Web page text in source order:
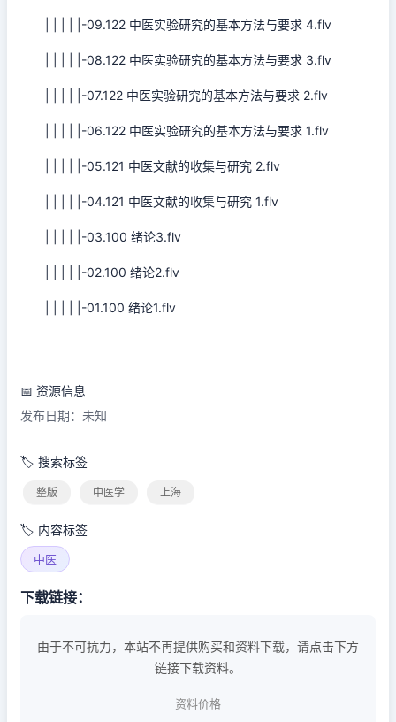
| | | | |-09.122 中医实验研究的基本方法与要求 4.flv
| | | | |-08.122 中医实验研究的基本方法与要求 3.flv
| | | | |-07.122 中医实验研究的基本方法与要求 2.flv
| | | | |-06.122 中医实验研究的基本方法与要求 1.flv
| | | | |-05.121 中医文献的收集与研究 2.flv
| | | | |-04.121 中医文献的收集与研究 1.flv
| | | | |-03.100 绪论3.flv
| | | | |-02.100 绪论2.flv
| | | | |-01.100 绪论1.flv
📅 资源信息
发布日期：未知
🏷️ 搜索标签
整版 中医学 上海
🏷️ 内容标签
中医
下载链接：
由于不可抗力，本站不再提供购买和资料下载，请点击下方
链接下载资料。
资料价格